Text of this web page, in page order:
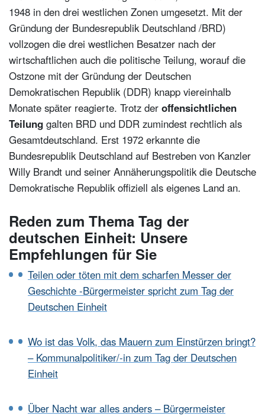
1948 in den drei westlichen Zonen umgesetzt. Mit der
Gründung der Bundesrepublik Deutschland /BRD)
vollzogen die drei westlichen Besatzer nach der
wirtschaftlichen auch die politische Teilung, worauf die
Ostzone mit der Gründung der Deutschen
Demokratischen Republik (DDR) knapp viereinhalb
Monate später reagierte. Trotz der offensichtlichen
Teilung galten BRD und DDR zumindest rechtlich als
Gesamtdeutschland. Erst 1972 erkannte die
Bundesrepublik Deutschland auf Bestreben von Kanzler
Willy Brandt und seiner Annäherungspolitik die Deutsche
Demokratische Republik offiziell als eigenes Land an.
Reden zum Thema Tag der
deutschen Einheit: Unsere
Empfehlungen für Sie
Teilen oder töten mit dem scharfen Messer der
Geschichte -Bürgermeister spricht zum Tag der
Deutschen Einheit
Wo ist das Volk, das Mauern zum Einstürzen bringt?
– Kommunalpolitiker/-in zum Tag der Deutschen
Einheit
Über Nacht war alles anders – Bürgermeister